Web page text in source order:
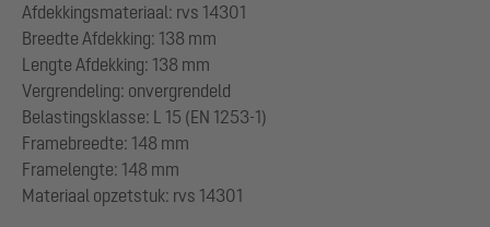
Afdekkingsmateriaal: rvs 14301
Breedte Afdekking: 138 mm
Lengte Afdekking: 138 mm
Vergrendeling: onvergrendeld
Belastingsklasse: L 15 (EN 1253-1)
Framebreedte: 148 mm
Framelengte: 148 mm